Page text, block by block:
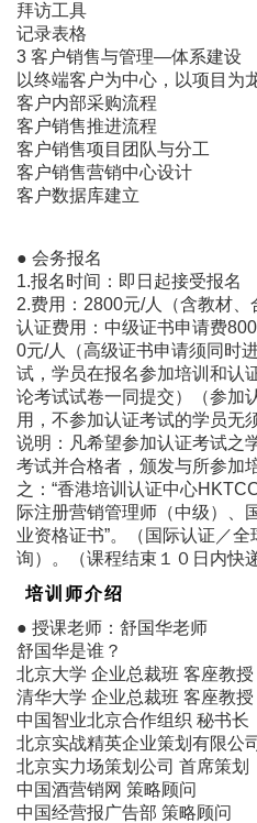
拜访工具
记录表格
3 客户销售与管理―体系建设
以终端客户为中心，以项目为
客户内部采购流程
客户销售推进流程
客户销售项目团队与分工
客户销售营销中心设计
客户数据库建立
● 会务报名
1.报名时间：即日起接受报名
2.费用：2800元/人（含教材、
认证费用：中级证书申请费
0元/人（高级证书申请须同时
试，学员在报名参加培训和认
论考试试卷一同提交）（参加
用，不参加认证考试的学员无
说明：凡希望参加认证考试之
考试并合格者，颁发与所参加
之：“香港培训认证中心
际注册营销管理师（中级）、
业资格证书”。（国际认证／
询）。（课程结束１０日内快
培训师介绍
● 授课老师：舒国华老师
舒国华是谁？
北京大学 企业总裁班 客座教授
清华大学 企业总裁班 客座教授
中国智业北京合作组织 秘书长
北京实战精英企业策划有限公
北京实力场策划公司 首席策划
中国酒营销网 策略顾问
中国经营报广告部 策略顾问